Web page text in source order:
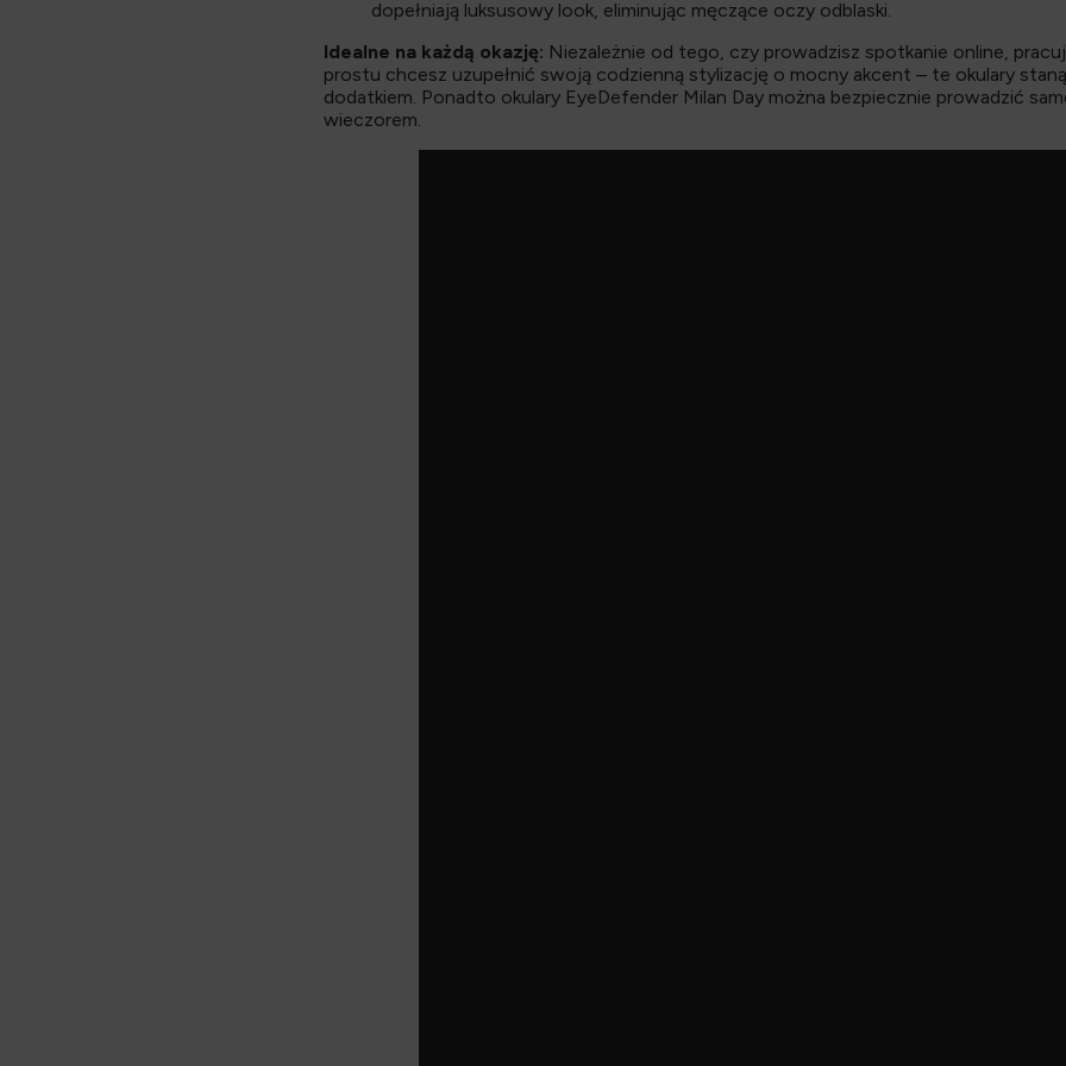
dopełniają luksusowy look, eliminując męczące oczy odblaski.
Idealne na każdą okazję: Niezależnie od tego, czy prowadzisz spotkanie online,
prostu chcesz uzupełnić swoją codzienną stylizację o mocny akcent – te okulary
dodatkiem. Ponadto okulary EyeDefender Milan Day można bezpiecznie prowadzić
wieczorem.